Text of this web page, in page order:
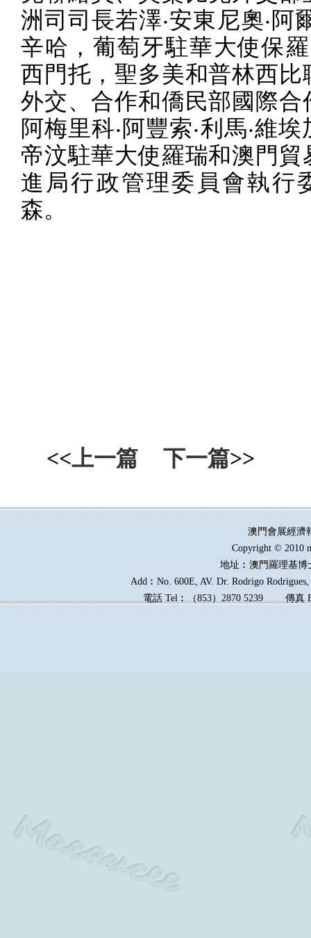
洲司司長若澤‧安東尼奧‧阿
辛哈，葡萄牙駐華大使保羅
西門托，聖多美和普林西比
外交、合作和僑民部國際合
阿梅里科‧阿豐索‧利馬‧維
帝汶駐華大使羅瑞和澳門貿
進局行政管理委員會執行
森。
<<上一篇 下一篇>>
澳門會展經
Copyright © 2010
地址︰澳門羅理基博
Add︰No. 600E, AV. Dr. Rodrigo
電話 Tel︰（853）2870 5239傳真